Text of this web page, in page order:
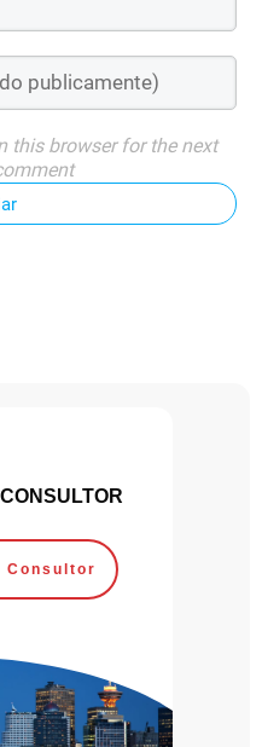
this browser for the next
Consultor